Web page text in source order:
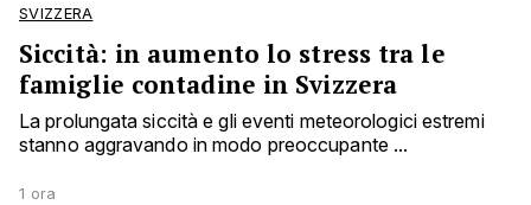
SVIZZERA
Siccità: in aumento lo stress tra le
famiglie contadine in Svizzera
La prolungata siccità e gli eventi meteorologici estremi
stanno aggravando in modo preoccupante ...
1 ora